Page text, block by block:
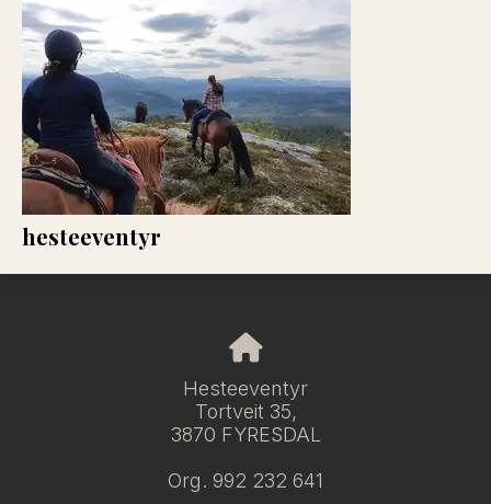
hesteeventyr
Hesteeventyr
Tortveit 35,
3870 FYRESDAL
Org. 992 232 641